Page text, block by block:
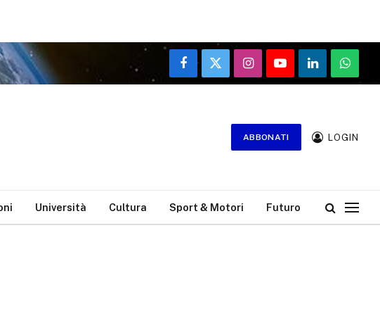
Facebook
X
(Twitter)
InstagramYouTubeLinkedIn
ABBONATI LOGIN
Università Cultura Sport & Motori Futuro